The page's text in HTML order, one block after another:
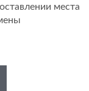
места